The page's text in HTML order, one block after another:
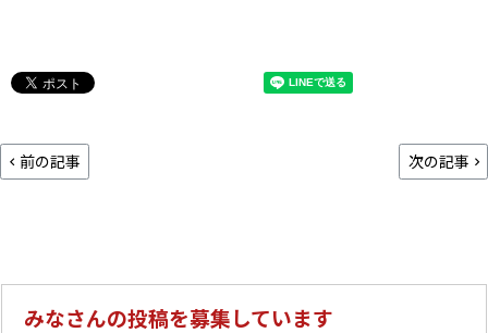
前の記事 次の記事
みなさんの投稿を募集しています